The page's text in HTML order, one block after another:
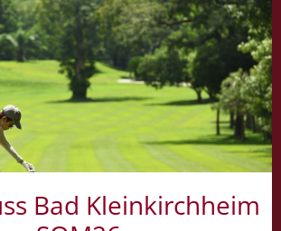
Bad Kleinkirchheim